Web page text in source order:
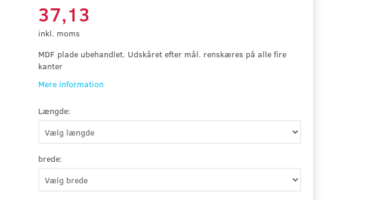
37,13
inkl. moms
MDF plade ubehandlet. Udskåret efter mål. renskæres på alle fire
kanter
Mere information
Længde:
brede: